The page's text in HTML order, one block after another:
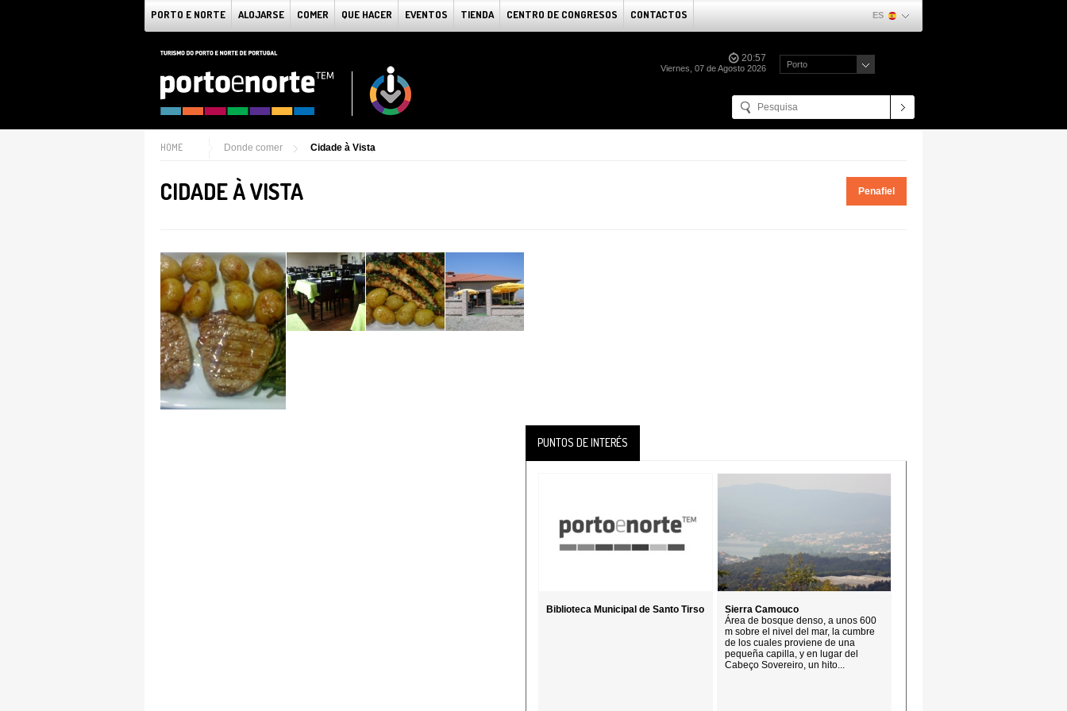
PORTO E NORTE ALOJARSE COMER QUE HACER EVENTOS TIENDA CENTRO DE CONGRESOS CONTACTOS ES
20:57
Viernes, 07 de Agosto 2026 Porto
HOME Donde comer Cidade à Vista
CIDADE À VISTA Penafiel
PUNTOS DE INTERÉS
Biblioteca Municipal de Santo Tirso
Sierra Camouco
Área de bosque denso, a unos 600
m sobre el nivel del mar, la cumbre
de los cuales proviene de una
pequeña capilla, y en lugar del
Cabeço Sovereiro, un hito...